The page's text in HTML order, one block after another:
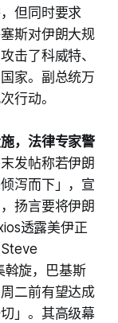
但同时要求
斯对伊朗大规
击了科威特、
家。副总统万
行动。
，法律专家警
发帖称若伊朗
泻而下」，宣
扬言要将伊朗
透露美伊正
Steve
旋，巴基斯
二前有望达成
」。其高级幕